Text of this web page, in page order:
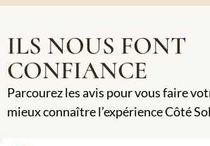
ILS NOUS FONT
CONFIANCE
Parcourez les avis pour vous faire
mieux connaître l’expérience Côté